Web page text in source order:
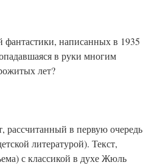
фантастики, написанных в 1935
в руки многим
лет?
рассчитанный в первую очередь
литературой). Текст,
с классикой в духе Жюль